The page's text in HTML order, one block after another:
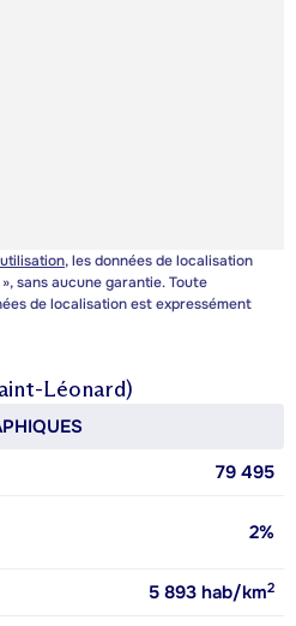
, les données de localisation
sans aucune garantie. Toute
de localisation est expressément
Léonard)
79 495
2%
5 893 hab/km2